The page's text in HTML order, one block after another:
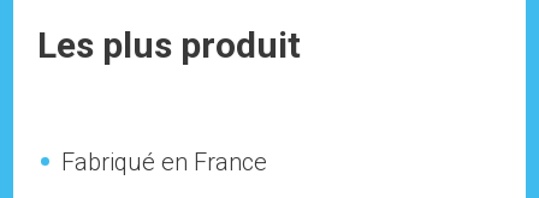
Les plus produit
Fabriqué en France